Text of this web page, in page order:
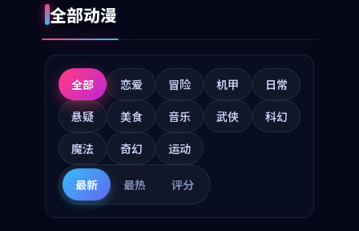
全部动漫
全部 恋爱 冒险 机甲
日常
悬疑
美食 音乐 武侠
科幻
魔法
奇幻 运动
最新 最热 评分